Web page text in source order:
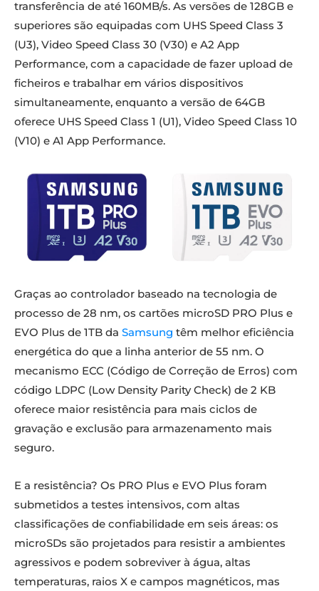
transferência de até 160MB/s. As versões de 128GB e
superiores são equipadas com UHS Speed ​​​​Class 3
(U3), Video Speed ​​​​Class 30 (V30) e A2 App
Performance, com a capacidade de fazer upload de
ficheiros e trabalhar em vários dispositivos
simultaneamente, enquanto a versão de 64GB
oferece UHS Speed ​​​​Class 1 (U1), Video Speed ​​​​Class 10
(V10) e A1 App Performance.
Graças ao controlador baseado na tecnologia de
processo de 28 nm, os cartões microSD PRO Plus e
EVO Plus de 1TB da Samsung têm melhor eficiência
energética do que a linha anterior de 55 nm. O
mecanismo ECC (Código de Correção de Erros) com
código LDPC (Low Density Parity Check) de 2 KB
oferece maior resistência para mais ciclos de
gravação e exclusão para armazenamento mais
seguro.
E a resistência? Os PRO Plus e EVO Plus foram
submetidos a testes intensivos, com altas
classificações de confiabilidade em seis áreas: os
microSDs são projetados para resistir a ambientes
agressivos e podem sobreviver à água, altas
temperaturas, raios X e campos magnéticos, mas